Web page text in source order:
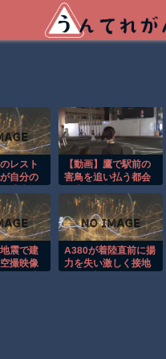
レスト
自分の
【動画】鷹で駅前の
害鳥を追い払う都会
ｗｗｗ
震で建
撮映像
A380が着陸直前に揚
力を失い激しく接地